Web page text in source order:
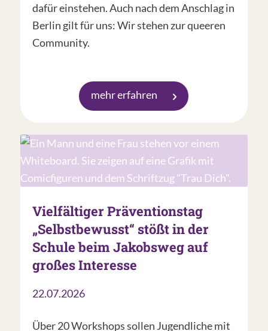
dafür einstehen. Auch nach dem Anschlag in
Berlin gilt für uns: Wir stehen zur queeren
Community.
mehr erfahren
Vielfältiger Präventionstag
„Selbstbewusst“ stößt in der
Schule beim Jakobsweg auf
großes Interesse
22.07.2026
Über 20 Workshops sollen Jugendliche mit